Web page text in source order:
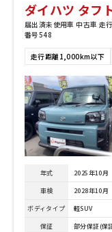
ダイハツ タフ
届出済未使用車 中古車 走
番号548
走行距離1,000km以下
年式 2025年10月
車検
2028年10月
ボディタイプ
軽SUV
保証
部分保証(保